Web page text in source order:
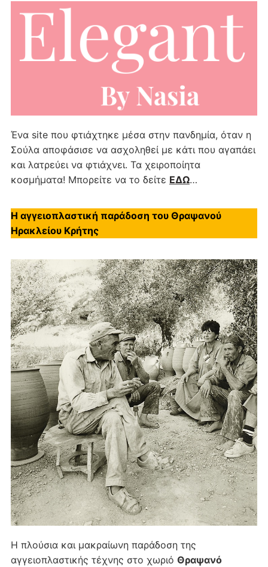
Ένα site που φτιάχτηκε μέσα στην πανδημία, όταν η
Σούλα αποφάσισε να ασχοληθεί με κάτι που αγαπάει
και λατρεύει να φτιάχνει. Τα χειροποίητα
κοσμήματα! Μπορείτε να το δείτε ΕΔΩ…
Η αγγειοπλαστική παράδοση του Θραψανού
Ηρακλείου Κρήτης
Η πλούσια και μακραίωνη παράδοση της
αγγειοπλαστικής τέχνης στο χωριό Θραψανό